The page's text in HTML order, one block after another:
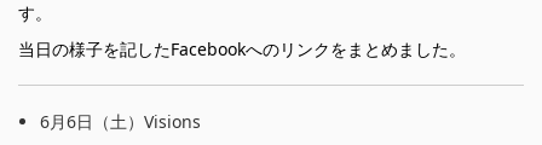
す。
当日の様子を記したFacebookへのリンクをまとめました。
6月6日（土）Visions